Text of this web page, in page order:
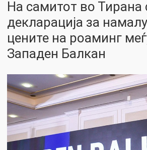
На самитот во Тирана
декларација за
цените на роаминг
Западен Балкан